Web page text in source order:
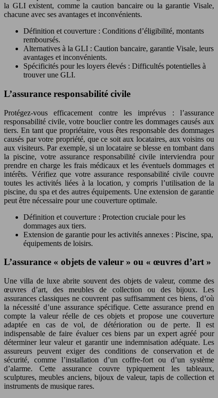
la GLI existent, comme la caution bancaire ou la garantie Visale,
chacune avec ses avantages et inconvénients.
Définition et couverture : Conditions d’éligibilité, montants
remboursés.
Alternatives à la GLI : Caution bancaire, garantie Visale, leurs
avantages et inconvénients.
Spécificités pour les loyers élevés : Difficultés potentielles à
trouver une GLI.
L’assurance responsabilité civile
Protégez-vous efficacement contre les imprévus : l’assurance
responsabilité civile, votre bouclier contre les dommages causés aux
tiers. En tant que propriétaire, vous êtes responsable des dommages
causés par votre propriété, que ce soit aux locataires, aux voisins ou
aux visiteurs. Par exemple, si un locataire se blesse en tombant dans
la piscine, votre assurance responsabilité civile interviendra pour
prendre en charge les frais médicaux et les éventuels dommages et
intérêts. Vérifiez que votre assurance responsabilité civile couvre
toutes les activités liées à la location, y compris l’utilisation de la
piscine, du spa et des autres équipements. Une extension de garantie
peut être nécessaire pour une couverture optimale.
Définition et couverture : Protection cruciale pour les
dommages aux tiers.
Extension de garantie pour les activités annexes : Piscine, spa,
équipements de loisirs.
L’assurance « objets de valeur » ou « œuvres d’art »
Une villa de luxe abrite souvent des objets de valeur, comme des
œuvres d’art, des meubles de collection ou des bijoux. Les
assurances classiques ne couvrent pas suffisamment ces biens, d’où
la nécessité d’une assurance spécifique. Cette assurance prend en
compte la valeur réelle de ces objets et propose une couverture
adaptée en cas de vol, de détérioration ou de perte. Il est
indispensable de faire évaluer ces biens par un expert agréé pour
déterminer leur valeur et garantir une indemnisation adéquate. Les
assureurs peuvent exiger des conditions de conservation et de
sécurité, comme l’installation d’un coffre-fort ou d’un système
d’alarme. Cette assurance couvre typiquement les tableaux,
sculptures, meubles anciens, bijoux de valeur, tapis de collection et
instruments de musique rares.